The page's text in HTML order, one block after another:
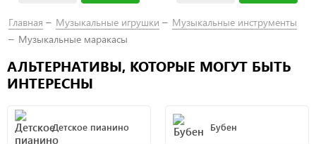
Главная Музыкальные игрушки
Музыкальные инструменты
Музыкальные маракасы
АЛЬТЕРНАТИВЫ, КОТОРЫЕ МОГУТ БЫТЬ
ИНТЕРЕСНЫ
Детское пианино Бубен